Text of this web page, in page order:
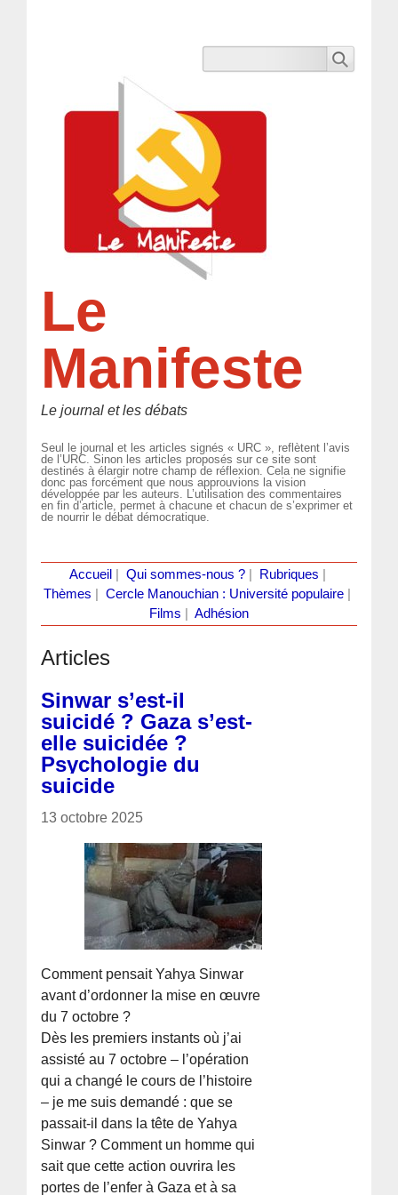
Le
Manifeste
Le journal et les débats
Seul le journal et les articles signés « URC », reflètent l’avis
de l’URC. Sinon les articles proposés sur ce site sont
destinés à élargir notre champ de réflexion. Cela ne signifie
donc pas forcément que nous approuvions la vision
développée par les auteurs. L’utilisation des commentaires
en fin d’article, permet à chacune et chacun de s’exprimer et
de nourrir le débat démocratique.
Accueil Qui sommes-nous ?| Rubriques
Thèmes
Cercle Manouchian : Université populaire
Films
Adhésion
Articles
Sinwar s’est-il
suicidé ? Gaza s’est-
elle suicidée ?
Psychologie du
suicide
13 octobre 2025
Comment pensait Yahya Sinwar
avant d’ordonner la mise en œuvre
du 7 octobre ?
Dès les premiers instants où j’ai
assisté au 7 octobre – l’opération
qui a changé le cours de l’histoire
– je me suis demandé : que se
passait-il dans la tête de Yahya
Sinwar ? Comment un homme qui
sait que cette action ouvrira les
portes de l’enfer à Gaza et à sa